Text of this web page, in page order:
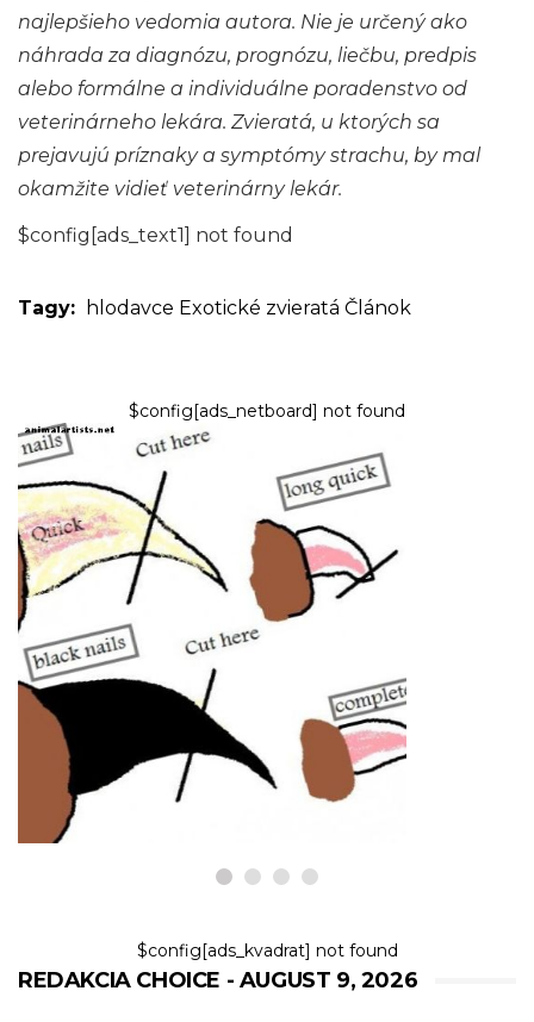
najlepšieho vedomia autora. Nie je určený ako
náhrada za diagnózu, prognózu, liečbu, predpis
alebo formálne a individuálne poradenstvo od
veterinárneho lekára. Zvieratá, u ktorých sa
prejavujú príznaky a symptómy strachu, by mal
okamžite vidieť veterinárny lekár.
$config[ads_text1] not found
Tagy: hlodavce Exotické zvieratá Článok
$config[ads_netboard] not found
Poučenie od ženícha:
Orezávanie nechtov, čistenie
uší a kúpele
9,2026
$config[ads_kvadrat] not found
REDAKCIA CHOICE - AUGUST 9, 2026